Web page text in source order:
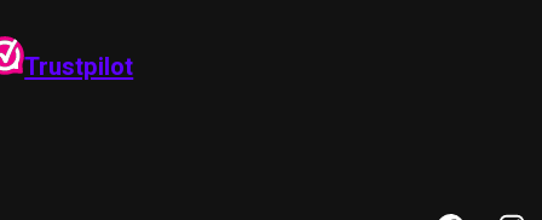
Trustpilot